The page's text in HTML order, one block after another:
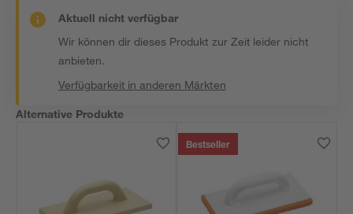
Aktuell nicht verfügbar
Wir können dir dieses Produkt zur Zeit leider nicht
anbieten.
Verfügbarkeit in anderen Märkten
Alternative Produkte
Bestseller